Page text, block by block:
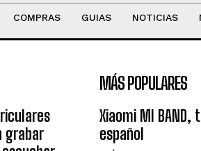
COMPRAS GUIAS NOTICIAS
grabar
MÁS POPULARES
Xiaomi MI BAND,
español